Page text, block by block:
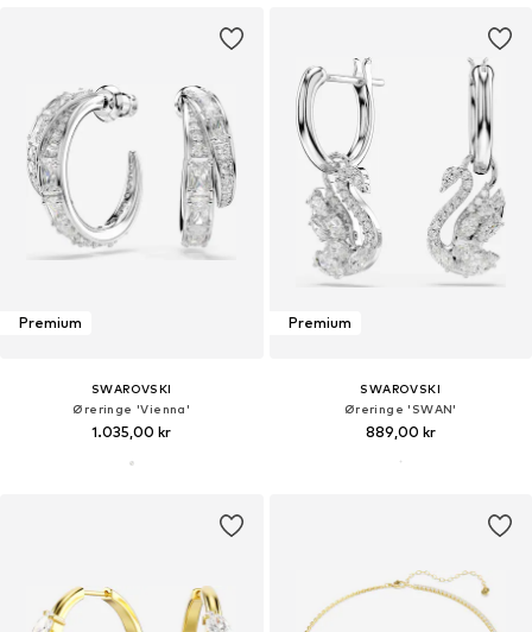
Premium
SWAROVSKI
Øreringe 'Vienna'
1.035,00 kr
Premium
SWAROVSKI
Øreringe 'SWAN'
889,00 kr